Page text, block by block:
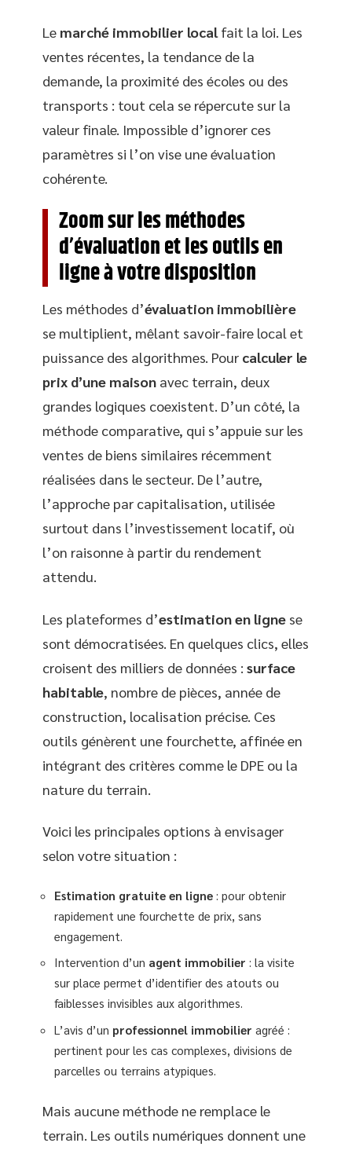
Le marché immobilier localfait la loi. Les
ventes récentes, la tendance de la
demande, la proximité des écoles ou des
transports : tout cela se répercute sur la
valeur finale. Impossible d’ignorer ces
paramètres si l’on vise une évaluation
cohérente.
Zoom sur les méthodes
d’évaluation et les outils en
ligne à votre disposition
Les méthodes d’évaluation immobilière
se multiplient, mêlant savoir-faire local et
puissance des algorithmes. Pour calculer le
prix d’une maison avec terrain, deux
grandes logiques coexistent. D’un côté, la
méthode comparative, qui s’appuie sur les
ventes de biens similaires récemment
réalisées dans le secteur. De l’autre,
l’approche par capitalisation, utilisée
surtout dans l’investissement locatif, où
l’on raisonne à partir du rendement
attendu.
Les plateformes d’estimation en ligne se
sont démocratisées. En quelques clics, elles
croisent des milliers de données : surface
habitable, nombre de pièces, année de
construction, localisation précise. Ces
outils génèrent une fourchette, affinée en
intégrant des critères comme le DPE ou la
nature du terrain.
Voici les principales options à envisager
selon votre situation :
Estimation gratuite en ligne : pour obtenir
rapidement une fourchette de prix, sans
engagement.
Intervention d’un agent immobilier : la visite
sur place permet d’identifier des atouts ou
faiblesses invisibles aux algorithmes.
L’avis d’un professionnel immobilier agréé :
pertinent pour les cas complexes, divisions de
parcelles ou terrains atypiques.
Mais aucune méthode ne remplace le
terrain. Les outils numériques donnent une